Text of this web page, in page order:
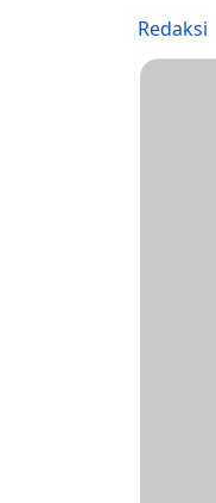
Redaksi